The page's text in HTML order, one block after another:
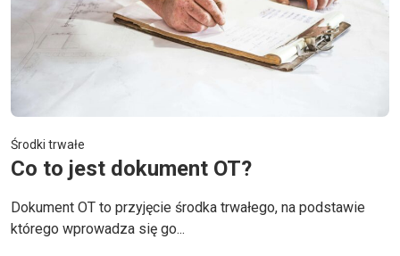
Środki trwałe
Co to jest dokument OT?
Dokument OT to przyjęcie środka trwałego, na podstawie
którego wprowadza się go...